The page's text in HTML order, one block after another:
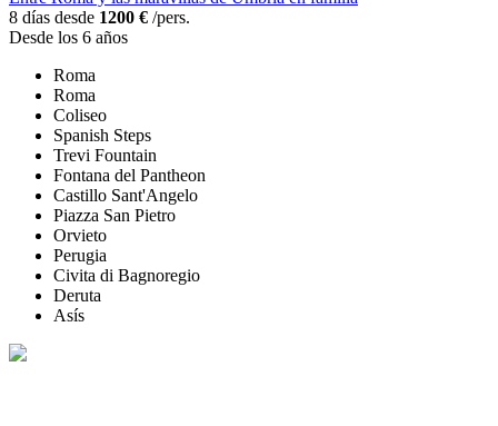
8 días desde 1200 € /pers.
Desde los 6 años
Roma
Roma
Coliseo
Spanish Steps
Trevi Fountain
Fontana del Pantheon
Castillo Sant'Angelo
Piazza San Pietro
Orvieto
Perugia
Civita di Bagnoregio
Deruta
Asís